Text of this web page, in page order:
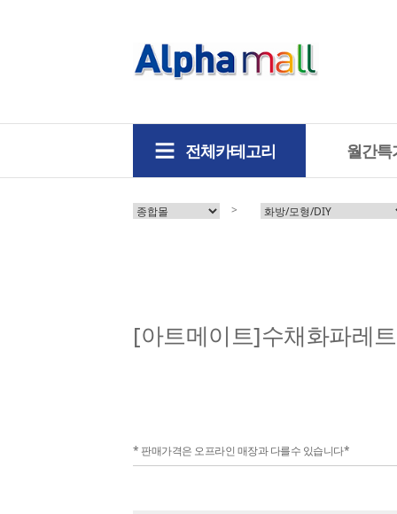
전체카테고리 월간특
>
[아트메이트]수채화파레
* 판매가격은 오프라인 매장과 다를수 있습니다*